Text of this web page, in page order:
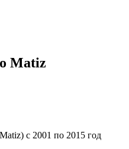
Matiz
с 2001 по 2015 год